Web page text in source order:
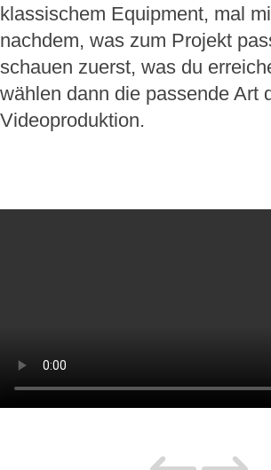
klassischem Equipment, mal
nachdem, was zum Projekt
schauen zuerst, was du
wählen dann die passende Art
Videoproduktion.